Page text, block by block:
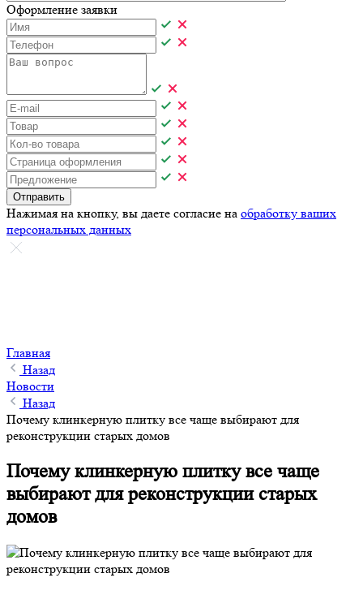
Оформление заявки
Отправить
Нажимая на кнопку, вы даете согласие на обработку ваших
персональных данных
Главная
Назад
Новости
Назад
Почему клинкерную плитку все чаще выбирают для
реконструкции старых домов
Почему клинкерную плитку все чаще
выбирают для реконструкции старых
домов